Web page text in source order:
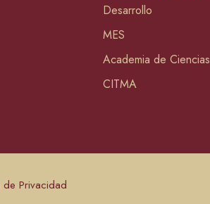
Desarrollo
MES
Academia de
CITMA
de Privacidad